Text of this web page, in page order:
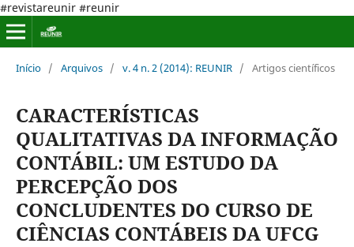
#revistareunir #reunir
Início / Arquivos / v. 4 n. 2 (2014): REUNIR / Artigos científicos
CARACTERÍSTICAS
QUALITATIVAS DA INFORMAÇÃO
CONTÁBIL: UM ESTUDO DA
PERCEPÇÃO DOS
CONCLUDENTES DO CURSO DE
CIÊNCIAS CONTÁBEIS DA UFCG